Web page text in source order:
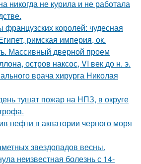
никогда не курила и не работала
королей: чудесная
римская империя, ок.
Массивный дверной проем
остров наксос, VI век до н. э.
врача хирурга Николая
тушат пожар на НПЗ, в округе
нефти в акватории черного моря
звездопадов весны.
неизвестная болезнь с 14-